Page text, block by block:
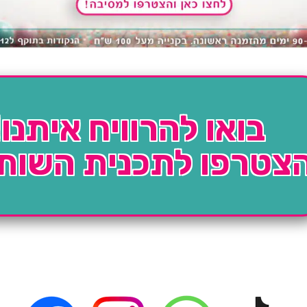
בואו להרוויח
לתכנית